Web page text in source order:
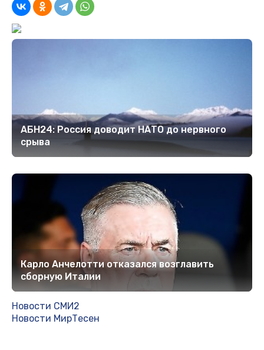
АБН24: Россия доводит НАТО до нервного
срыва
Карло Анчелотти отказался возглавить
сборную Италии
Новости СМИ2
Новости МирТесен